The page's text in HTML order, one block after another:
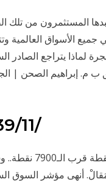
المستثمرون من تلك
جميع الأسواق
الأسهم 16‏‏/5‏‏/1438 بعد الهجرة لماذا
23‏‏/11‏‏/1439 بعد الهجرة
السوق السعودي
المَقالْ. أنهى مؤشر